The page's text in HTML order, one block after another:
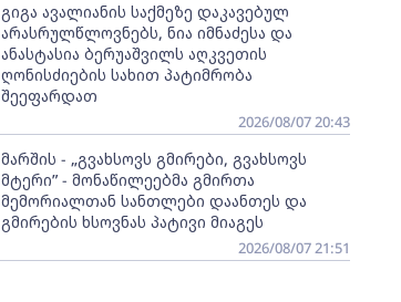
გიგა ავალიანის საქმეზე დაკავებულ
არასრულწლოვნებს, ნია იმნაძესა და
ანასტასია ბერუაშვილს აღკვეთის
ღონისძიების სახით პატიმრობა
შეეფარდათ
2026/08/07 20:43
მარშის - „გვახსოვს გმირები, გვახსოვს
მტერი” - მონაწილეებმა გმირთა
მემორიალთან სანთლები დაანთეს და
გმირების ხსოვნას პატივი მიაგეს
2026/08/07 21:51